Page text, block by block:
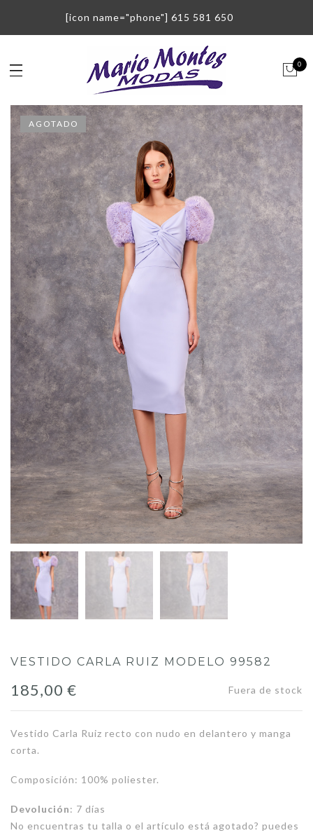
[icon name="phone"] 615 581 650
0
AGOTADO
VESTIDO CARLA RUIZ MODELO 99582
185,00 € Fuera de stock
Vestido Carla Ruiz recto con nudo en delantero y manga
corta.
Composición: 100% poliester.
Devolución: 7 días
No encuentras tu talla o el artículo está agotado? puedes